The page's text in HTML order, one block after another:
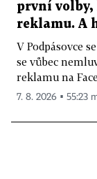
první
reklamu. A
V Podpásovce
se vůbec
reklamu na
7. 8. 2026 ▪ 55:23